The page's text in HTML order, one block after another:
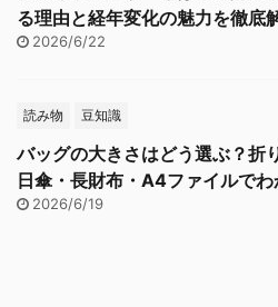
る理由と経年変化の魅力を徹底
2026/6/22
読み物 豆知識
バッグの大きさはどう選ぶ？折
日傘・長財布・A4ファイルで
2026/6/19